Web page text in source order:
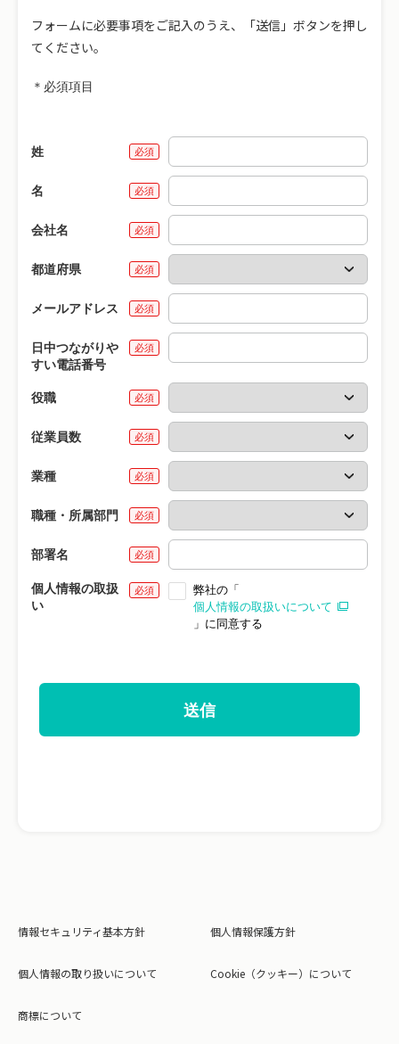
フォームに必要事項をご記入のうえ、「送信」ボタンを押し
てください。
情報セキュリティ基本方針 個人情報保護方針
個人情報の取り扱いについて Cookie（クッキー）について
商標について